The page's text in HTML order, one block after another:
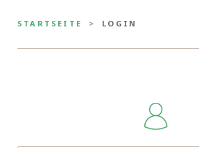
STARTSEITE LOGIN